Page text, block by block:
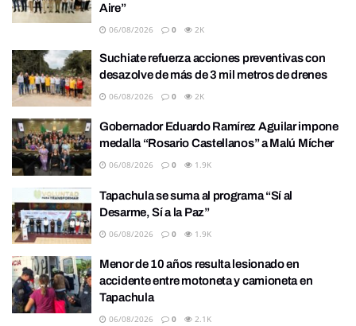
Aire”
06/08/2026 0 2K
Suchiate refuerza acciones preventivas con
desazolve de más de 3 mil metros de drenes
06/08/2026 0 2K
Gobernador Eduardo Ramírez Aguilar impone
medalla “Rosario Castellanos” a Malú Mícher
06/08/2026 0 1.9K
Tapachula se suma al programa “Sí al
Desarme, Sí a la Paz”
06/08/2026 0 1.9K
Menor de 10 años resulta lesionado en
accidente entre motoneta y camioneta en
Tapachula
06/08/2026 0 2.1K